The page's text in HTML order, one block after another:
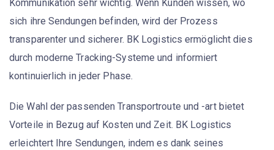
Kommunikation sehr wichtig. Wenn Kunden wissen, wo
sich ihre Sendungen befinden, wird der Prozess
transparenter und sicherer. BK Logistics ermöglicht dies
durch moderne Tracking-Systeme und informiert
kontinuierlich in jeder Phase.
Die Wahl der passendenTransportroute und -art bietet
Vorteile in Bezug auf Kosten und Zeit. BK Logistics
erleichtert Ihre Sendungen, indem es dank seines